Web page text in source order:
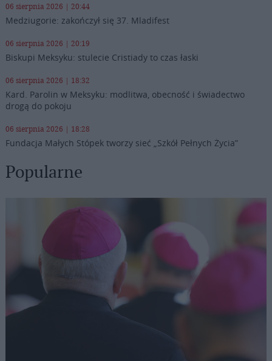
06 sierpnia 2026 | 20:44
Medziugorie: zakończył się 37. Mladifest
06 sierpnia 2026 | 20:19
Biskupi Meksyku: stulecie Cristiady to czas łaski
06 sierpnia 2026 | 18:32
Kard. Parolin w Meksyku: modlitwa, obecność i świadectwo
drogą do pokoju
06 sierpnia 2026 | 18:28
Fundacja Małych Stópek tworzy sieć „Szkół Pełnych Życia”
Popularne